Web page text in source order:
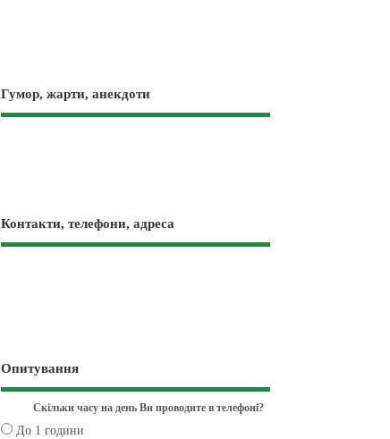
Гумор, жарти, анекдоти
Контакти, телефони, адреса
Опитування
Скільки часу на день Ви проводите в телефоні?
До 1 години